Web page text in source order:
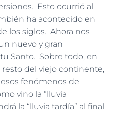
Esto ocurrió al
ha acontecido en
los siglos. Ahora nos
nuevo y gran
Santo. Sobre todo, en
del viejo continente,
fenómenos de
vino la “lluvia
la “lluvia tardía” al final